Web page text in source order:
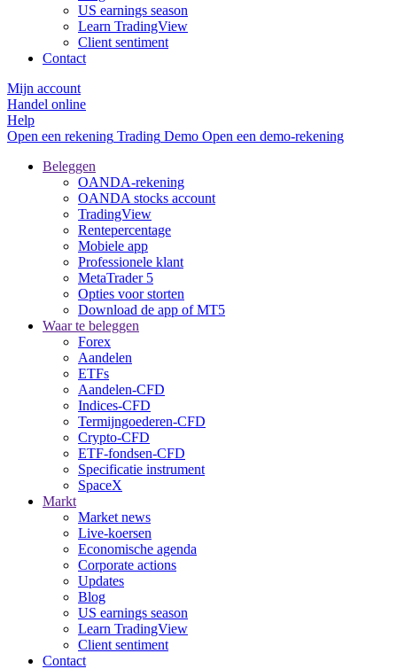
US earnings season
Learn TradingView
Client sentiment
Contact
Mijn account
Handel online
Help
Open een rekening Trading Demo Open een demo-rekening
Beleggen
OANDA-rekening
OANDA stocks account
TradingView
Rentepercentage
Mobiele app
Professionele klant
MetaTrader 5
Opties voor storten
Download de app of MT5
Waar te beleggen
Forex
Aandelen
ETFs
Aandelen-CFD
Indices-CFD
Termijngoederen-CFD
Crypto-CFD
ETF-fondsen-CFD
Specificatie instrument
SpaceX
Markt
Market news
Live-koersen
Economische agenda
Corporate actions
Updates
Blog
US earnings season
Learn TradingView
Client sentiment
Contact